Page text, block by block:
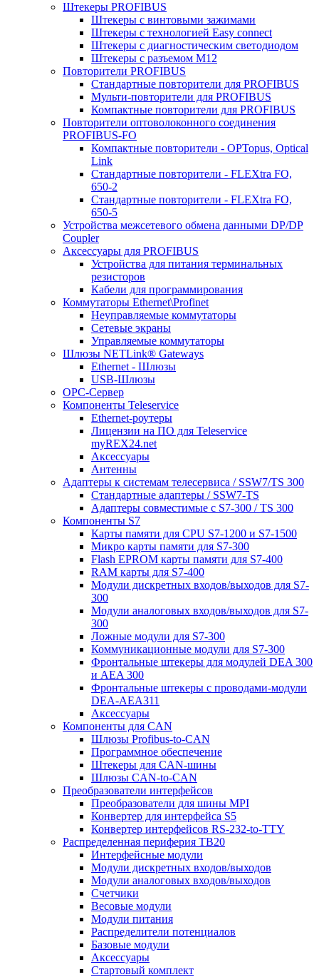
Штекеры PROFIBUS
Штекеры с винтовыми зажимами
Штекеры с технологией Easy connect
Штекеры с диагностическим светодиодом
Штекеры с разъемом М12
Повторители PROFIBUS
Стандартные повторители для PROFIBUS
Мульти-повторители для PROFIBUS
Компактные повторители для PROFIBUS
Повторители оптоволоконного соединения
PROFIBUS-FO
Компактные повторители - OPTopus, Optical
Link
Стандартные повторители - FLEXtra FO,
650-2
Стандартные повторители - FLEXtra FO,
650-5
Устройства межсетевого обмена данными DP/DP
Coupler
Аксессуары для PROFIBUS
Устройства для питания терминальных
резисторов
Кабели для программирования
Коммутаторы Ethernet\Profinet
Неуправляемые коммутаторы
Сетевые экраны
Управляемые коммутаторы
Шлюзы NETLink® Gateways
Ethernet - Шлюзы
USB-Шлюзы
ОРС-Сервер
Компоненты Teleservice
Ethernet-роутеры
Лицензии на ПО для Teleservice
myREX24.net
Аксессуары
Антенны
Адаптеры к системам телесервиса / SSW7/TS 300
Стандартные адаптеры / SSW7-TS
Адаптеры совместимые с S7-300 / TS 300
Компоненты S7
Карты памяти для CPU S7-1200 и S7-1500
Микро карты памяти для S7-300
Flash EPROM карты памяти для S7-400
RAM карты для S7-400
Модули дискретных входов/выходов для S7-
300
Модули аналоговых входов/выходов для S7-
300
Ложные модули для S7-300
Коммуникационные модули для S7-300
Фронтальные штекеры для модулей DEA 300
и AEA 300
Фронтальные штекеры с проводами-модули
DEA-AEA311
Аксессуары
Компоненты для CAN
Шлюзы Profibus-to-CAN
Программное обеспечение
Штекеры для CAN-шины
Шлюзы CAN-to-CAN
Преобразователи интерфейсов
Преобразователи для шины MPI
Конвертер для интерфейса S5
Конвертер интерфейсов RS-232-to-TTY
Распределенная периферия TB20
Интерфейсные модули
Модули дискретных входов/выходов
Модули аналоговых входов/выходов
Счетчики
Весовые модули
Модули питания
Распределители потенциалов
Базовые модули
Аксесcуары
Стартовый комплект